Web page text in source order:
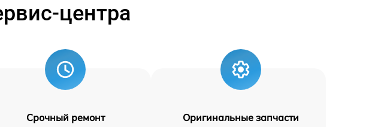
центра
Срочный ремонт Оригинальные запчасти